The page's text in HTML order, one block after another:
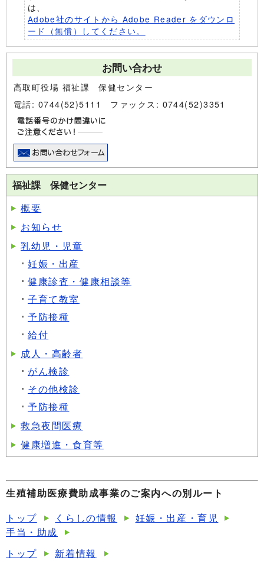
は、
Adobe社のサイトから Adobe Reader をダウンロ
ード（無償）してください。
お問い合わせ
高取町役場 福祉課 保健センター
電話: 0744(52)5111 ファックス: 0744(52)3351
福祉課 保健センター
概要
お知らせ
乳幼児・児童
妊娠・出産
健康診査・健康相談等
子育て教室
予防接種
給付
成人・高齢者
がん検診
その他検診
予防接種
救急夜間医療
健康増進・食育等
生殖補助医療費助成事業のご案内への別ルート
トップ
くらしの情報
妊娠・出産・育児
手当・助成
トップ
新着情報